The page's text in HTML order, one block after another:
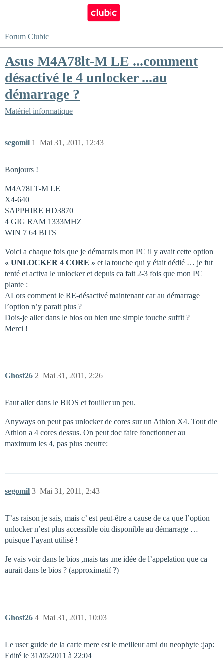
Forum Clubic
Asus M4A78lt-M LE ...comment
désactivé le 4 unlocker ...au
démarrage ?
Matériel informatique
segomil Mai 31, 2011, 12:43
1
Bonjours !
M4A78LT-M LE
X4-640
SAPPHIRE HD3870
4 GIG RAM 1333MHZ
WIN 7 64 BITS
Voici a chaque fois que je démarrais mon PC il y avait cette option
« UNLOCKER 4 CORE » et la touche qui y était dédié … je fut
tenté et activa le unlocker et depuis ca fait 2-3 fois que mon PC
plante :
ALors comment le RE-désactivé maintenant car au démarrage
l’option n’y parait plus ?
Dois-je aller dans le bios ou bien une simple touche suffit ?
Merci !
Ghost26 Mai 31, 2011, 2:26
2
Faut aller dans le BIOS et fouiller un peu.
Anyways on peut pas unlocker de cores sur un Athlon X4. Tout die
Athlon a 4 cores dessus. On peut doc faire fonctionner au
maximum les 4, pas plus :neutre:
segomil Mai 31, 2011, 2:43
3
T’as raison je sais, mais c’ est peut-être a cause de ca que l’option
unlocker n’est plus accessible oiu disponible au démarrage …
puisque l’ayant utilisé !
Je vais voir dans le bios ,mais tas une idée de l’appelation que ca
aurait dans le bios ? (approximatif ?)
Ghost26 Mai 31, 2011, 10:03
4
Le user guide de la carte mere est le meilleur ami du neophyte :jap:
Edité le 31/05/2011 à 22:04